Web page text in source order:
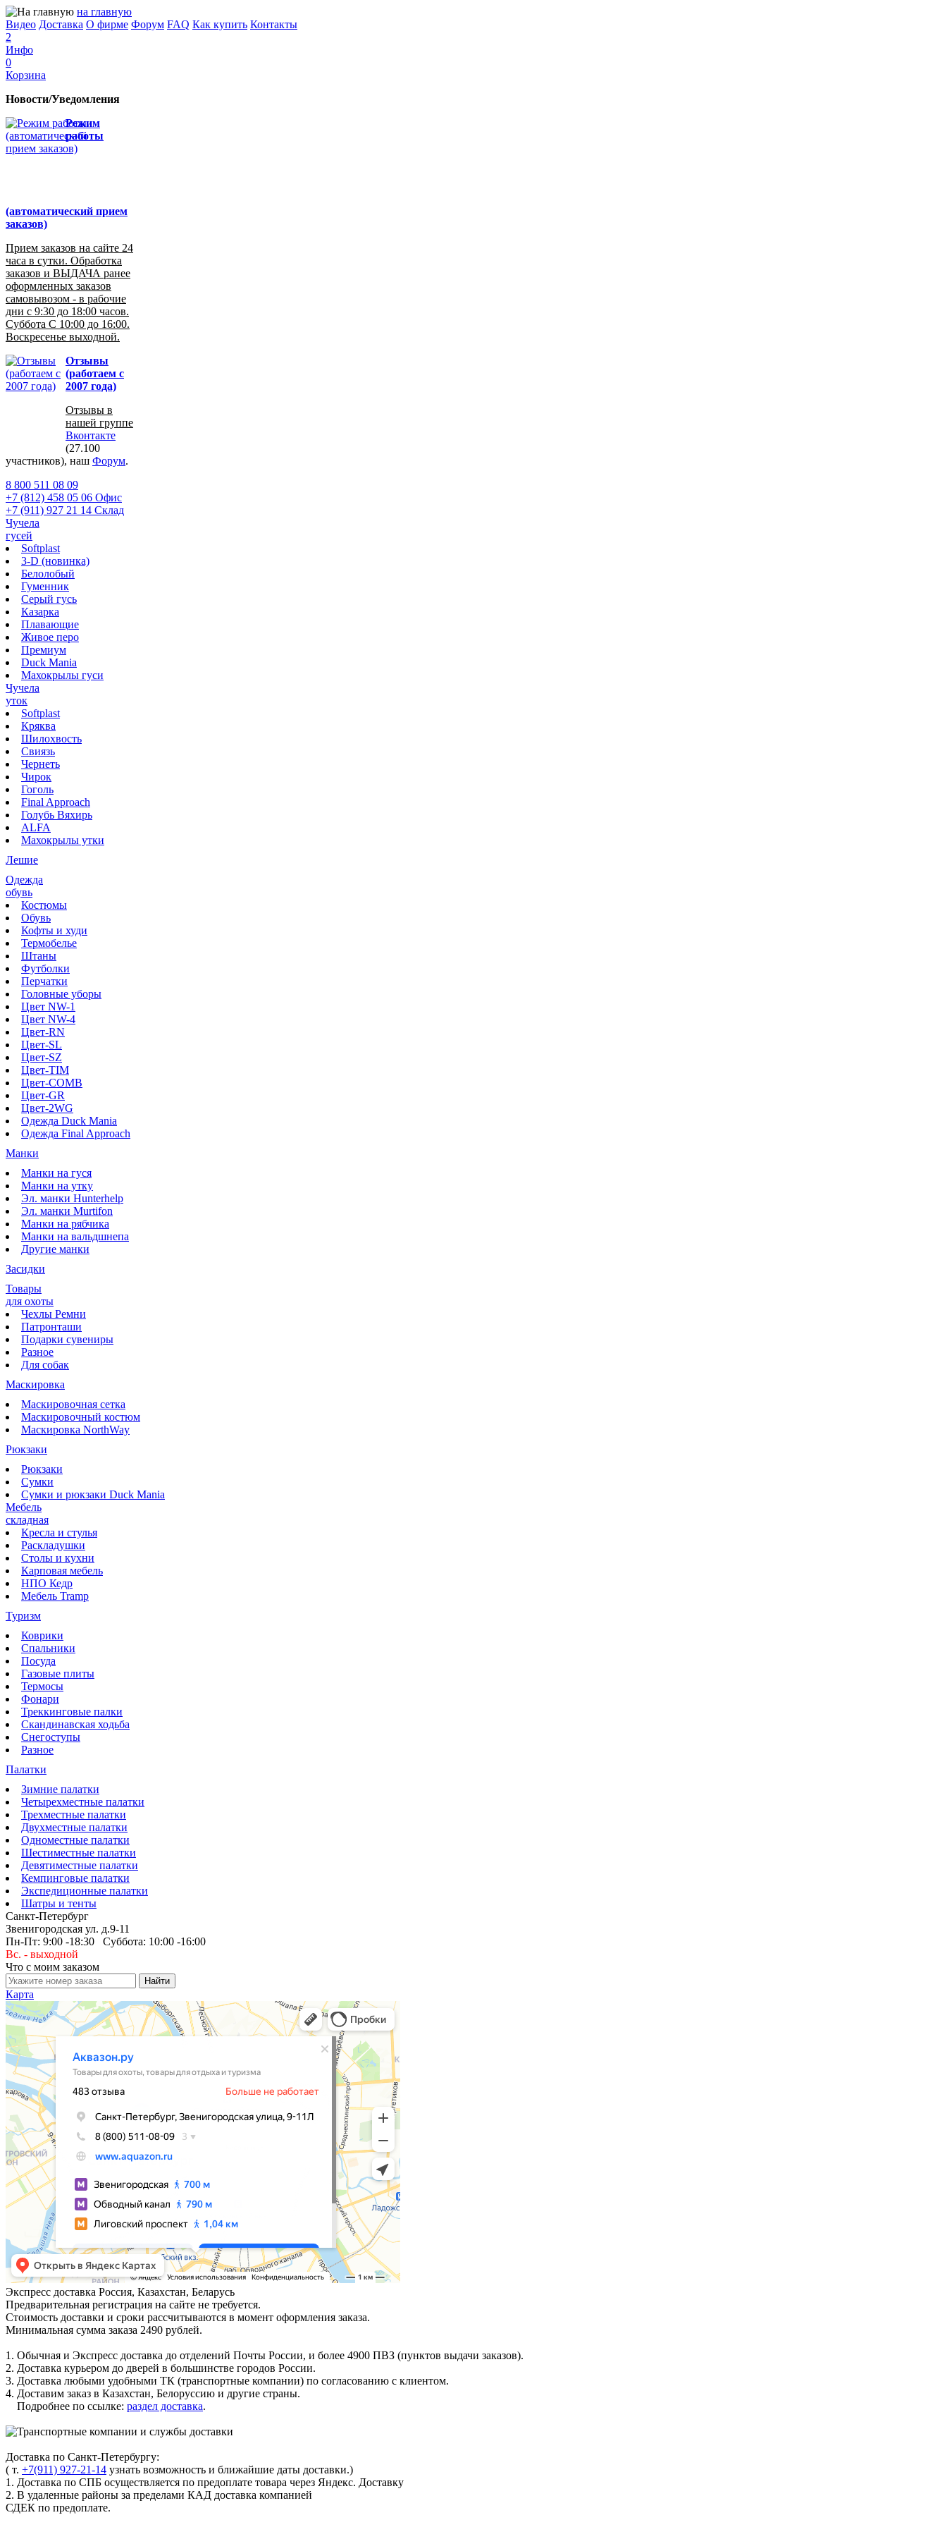
на главную
Видео Доставка О фирме Форум FAQ Как купить Контакты
2
Инфо
0
Корзина
Новости/Уведомления
Режим
работы
(автоматический прием
заказов)
Прием заказов на сайте 24
часа в сутки. Обработка
заказов и ВЫДАЧА ранее
оформленных заказов
самовывозом - в рабочие
дни с 9:30 до 18:00 часов.
Суббота С 10:00 до 16:00.
Воскресенье выходной.
Отзывы
(работаем с
2007 года)
Отзывы в
нашей группе
Вконтакте
(27.100
участников), наш Форум.
8 800 511 08 09
+7 (812) 458 05 06 Офис
+7 (911) 927 21 14 Склад
Чучела
гусей
Softplast
3-D (новинка)
Белолобый
Гуменник
Серый гусь
Казарка
Плавающие
Живое перо
Премиум
Duck Mania
Махокрылы гуси
Чучела
уток
Softplast
Кряква
Шилохвость
Свиязь
Чернеть
Чирок
Гоголь
Final Approach
Голубь Вяхирь
ALFA
Махокрылы утки
Лешие
Одежда
обувь
Костюмы
Обувь
Кофты и худи
Термобелье
Штаны
Футболки
Перчатки
Головные уборы
Цвет NW-1
Цвет NW-4
Цвет-RN
Цвет-SL
Цвет-SZ
Цвет-TIM
Цвет-COMB
Цвет-GR
Цвет-2WG
Одежда Duck Mania
Одежда Final Approach
Манки
Манки на гуся
Манки на утку
Эл. манки Hunterhelp
Эл. манки Murtifon
Манки на рябчика
Манки на вальдшнепа
Другие манки
Засидки
Товары
для охоты
Чехлы Ремни
Патронташи
Подарки сувениры
Разное
Для собак
Маскировка
Маскировочная сетка
Маскировочный костюм
Маскировка NorthWay
Рюкзаки
Рюкзаки
Сумки
Сумки и рюкзаки Duck Mania
Мебель
складная
Кресла и стулья
Раскладушки
Столы и кухни
Карповая мебель
НПО Кедр
Мебель Tramp
Туризм
Коврики
Спальники
Посуда
Газовые плиты
Термосы
Фонари
Треккинговые палки
Скандинавская ходьба
Снегоступы
Разное
Палатки
Зимние палатки
Четырехместные палатки
Трехместные палатки
Двухместные палатки
Одноместные палатки
Шестиместные палатки
Девятиместные палатки
Кемпинговые палатки
Экспедиционные палатки
Шатры и тенты
Санкт-Петербург
Звенигородская ул. д.9-11
Пн-Пт: 9:00 -18:30 Суббота: 10:00 -16:00
Вс. - выходной
Что с моим заказом
Карта
Экспресс доставка Россия, Казахстан, Беларусь
Предварительная регистрация на сайте не требуется.
Стоимость доставки и сроки рассчитываются в момент оформления заказа.
Минимальная сумма заказа 2490 рублей.
1. Обычная и Экспресс доставка до отделений Почты России, и более 4900 ПВЗ (пунктов выдачи заказов).
2. Доставка курьером до дверей в большинстве городов России.
3. Доставка любыми удобными ТК (транспортные компании) по согласованию с клиентом.
4. Доставим заказ в Казахстан, Белоруссию и другие страны.
Подробнее по ссылке: раздел доставка.
Доставка по Санкт-Петербургу:
( т. +7(911) 927-21-14 узнать возможность и ближайшие даты доставки.)
1. Доставка по СПБ осуществляется по предоплате товара через Яндекс. Доставку
2. В удаленные районы за пределами КАД доставка компанией
СДЕК по предоплате.